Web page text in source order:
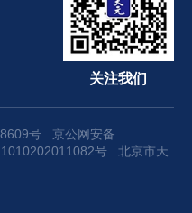
关注我们
号
京公网安备
号 北京市天